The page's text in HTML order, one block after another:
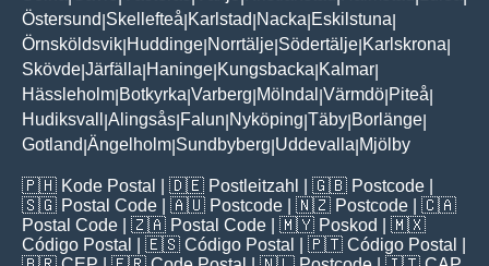
Östersund Skellefteå Karlstad Nacka Eskilstuna
Örnsköldsvik Huddinge Norrtälje Södertälje Karlskrona
Skövde Järfälla Haninge Kungsbacka Kalmar
Hässleholm Botkyrka Varberg Mölndal Värmdö Piteå
Hudiksvall
Alingsås Falun Nyköping Täby Borlänge
Gotland Ängelholm Sundbyberg Uddevalla Mjölby
🇵🇭 Kode Postal | 🇩🇪 Postleitzahl | 🇬🇧 Postcode
🇸🇬 Postal Code | 🇦🇺 Postcode | 🇳🇿 Postcode | 🇨🇦
Postal Code | 🇿🇦 Postal Code | 🇲🇾 Poskod
| 🇲🇽
Código Postal
| 🇪🇸 Código Postal | 🇵🇹 Código Postal